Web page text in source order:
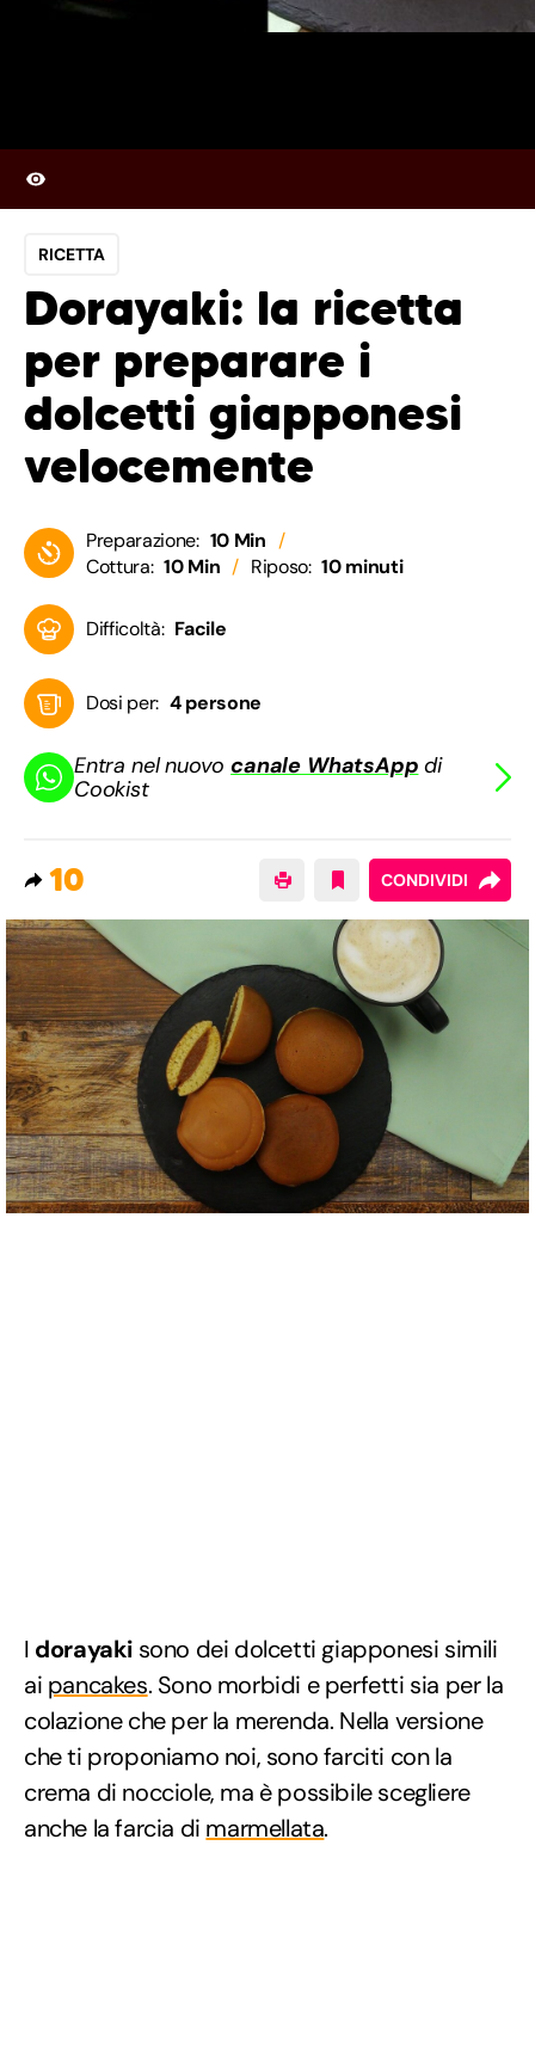
RICETTA
Dorayaki: la ricetta
per preparare i
dolcetti giapponesi
velocemente
Preparazione: 10 Min
Cottura: 10 Min Riposo: 10 minuti
Difficoltà: Facile
Dosi per: 4 persone
Entra nel nuovocanale WhatsApp di
Cookist
10 CONDIVIDI
I dorayaki sono dei dolcetti giapponesi simili
ai pancakes. Sono morbidi e perfetti sia per la
colazione che per la merenda. Nella versione
che ti proponiamo noi, sono farciti con la
crema di nocciole, ma è possibile scegliere
anche la farcia di marmellata.